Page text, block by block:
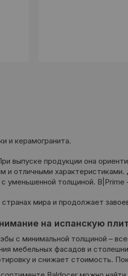
и керамогранита.
выпуске продукции она
и отличными
уменьшенной толщиной.
мира и продолжает
на испанскую
с минимальной толщиной –
мебельных фасадов и
и снижает стоимость.